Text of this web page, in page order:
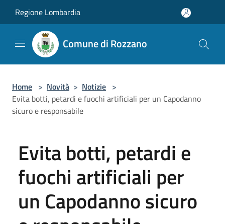
Regione Lombardia
Comune di Rozzano
Home > Novità > Notizie >
Evita botti, petardi e fuochi artificiali per un Capodanno
sicuro e responsabile
Evita botti, petardi e
fuochi artificiali per
un Capodanno sicuro